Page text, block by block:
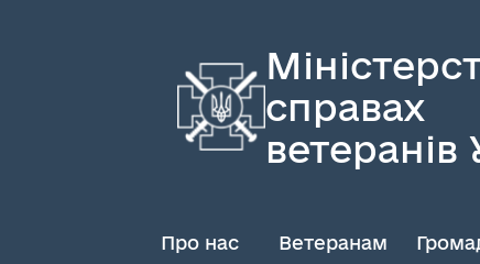
справах
ветеранів
Про нас Ветеранам